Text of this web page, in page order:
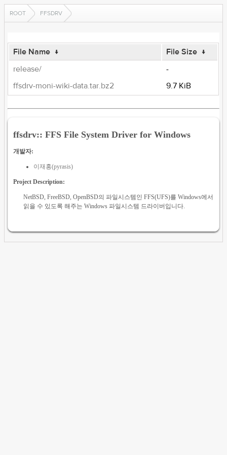
ROOT FFSDRV
File Name ↓ File Size ↓
release/
-
ffsdrv-moni-wiki-data.tar.bz2
9.7 KiB
ffsdrv:: FFS File System Driver for Windows
개발자:
이재홍(pyrasis)
Project Description:
NetBSD, FreeBSD, OpenBSD의 파일시스템인 FFS(UFS)를 Windows에서
읽을 수 있도록 해주는 Windows 파일시스템 드라이버입니다.